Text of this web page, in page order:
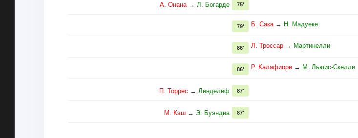
А. Онана → Л. Богарде 75'
Б. Сака → Н. Мадуеке
79'
Л. Троссар → Мартинелли
86'
Р. Калафиори → М. Льюис-Скелли
86'
П. Торрес → Линделёф 87'
М. Кэш → Э. Буэндиа 87'